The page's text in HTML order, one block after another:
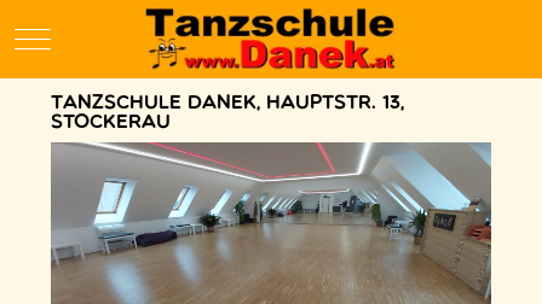
Mobile Menu Toggle
Tanzschule Danek, Hauptstr. 13,
Stockerau